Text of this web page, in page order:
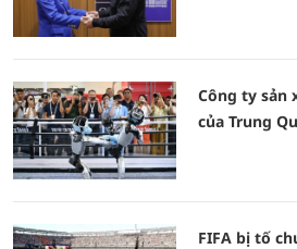
Công ty
của Trung
FIFA bị tố